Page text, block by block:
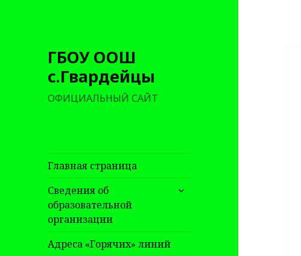
ГБОУ ООШ
с.Гвардейцы
ОФИЦИАЛЬНЫЙ САЙТ
Главная страница
Сведения об
образовательной
организации
раскрыть
Адреса «Горячих» линий